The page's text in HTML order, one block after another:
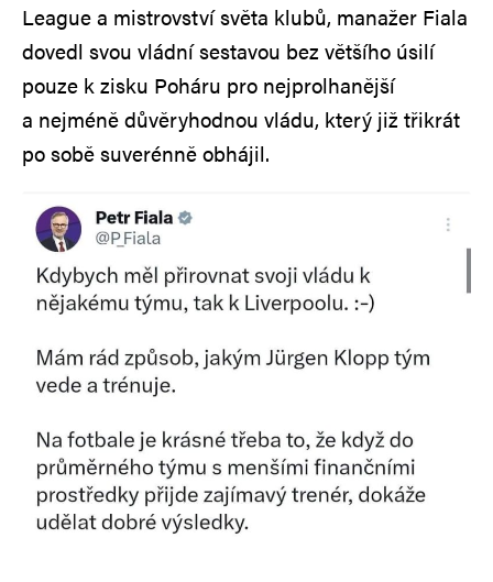
League a mistrovství světa klubů, manažer Fiala
dovedl svou vládní sestavou bez většího úsilí
pouze k zisku Poháru pro nejprolhanější
a nejméně důvěryhodnou vládu, který již třikrát
po sobě suverénně obhájil.